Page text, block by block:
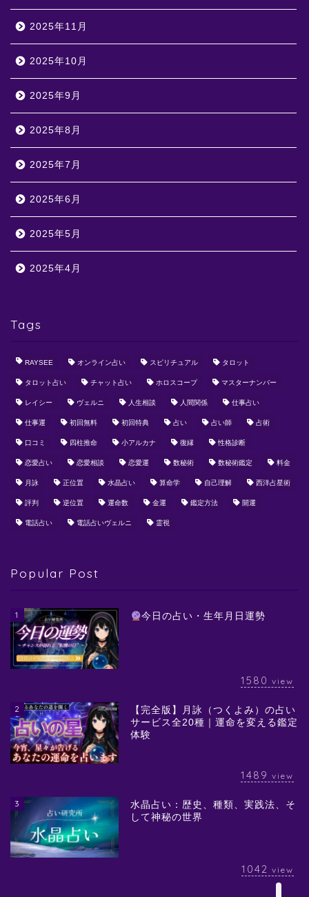
2025年11月
2025年10月
2025年9月
2025年8月
2025年7月
2025年6月
2025年5月
2025年4月
Tags
RAYSEE オンライン占い スピリチュアル タロット
タロット占い チャット占い ホロスコープ マスターナンバー
レイシー ヴェルニ 人生相談 人間関係 仕事占い
仕事運 初回無料 初回特典 占い 占い師 占術
口コミ 四柱推命 小アルカナ 復縁 性格診断
恋愛占い 恋愛相談 恋愛運 数秘術 数秘術鑑定 料金
月詠 正位置 水晶占い 算命学 自己理解 西洋占星術
評判 逆位置 運命数 金運 鑑定方法 開運
電話占い 電話占いヴェルニ 霊視
Popular Post
1 今日の占い・生年月日運勢
1580 view
2
【完全版】月詠（つくよみ）の占い
サービス全20種｜運命を変える鑑定
体験
1489 view
3
水晶占い：歴史、種類、実践法、そ
して神秘の世界
1042 view